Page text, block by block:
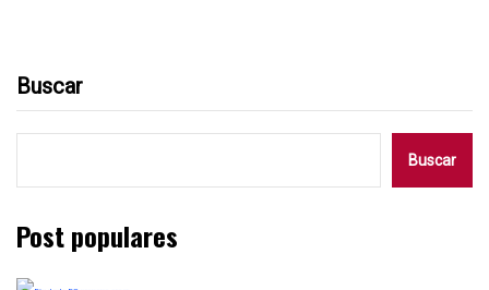
Buscar
Buscar
Post populares